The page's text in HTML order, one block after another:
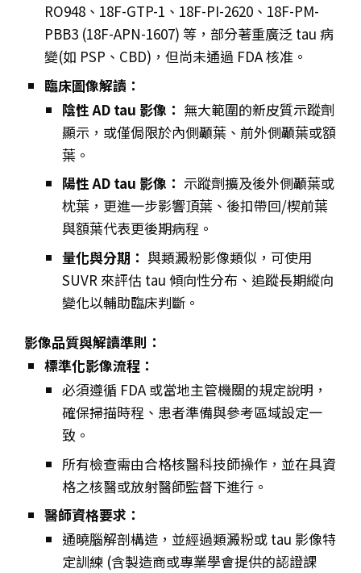
RO948、18F-GTP-1、18F-PI-2620、18F-PM-
PBB3 (18F-APN-1607) 等，部分著重廣泛 tau 病
變(如 PSP、CBD)，但尚未通過 FDA 核准。
臨床圖像解讀：
陰性 AD tau 影像： 無大範圍的新皮質示蹤劑
顯示，或僅侷限於內側顳葉、前外側顳葉或額
葉。
陽性 AD tau 影像： 示蹤劑擴及後外側顳葉或
枕葉，更進一步影響頂葉、後扣帶回/楔前葉
與額葉代表更後期病程。
量化與分期： 與類澱粉影像類似，可使用
SUVR 來評估 tau 傾向性分布、追蹤長期縱向
變化以輔助臨床判斷。
影像品質與解讀準則：
標準化影像流程：
必須遵循 FDA 或當地主管機關的規定說明，
確保掃描時程、患者準備與參考區域設定一
致。
所有檢查需由合格核醫科技師操作，並在具資
格之核醫或放射醫師監督下進行。
醫師資格要求：
通曉腦解剖構造，並經過類澱粉或 tau 影像特
定訓練 (含製造商或專業學會提供的認證課